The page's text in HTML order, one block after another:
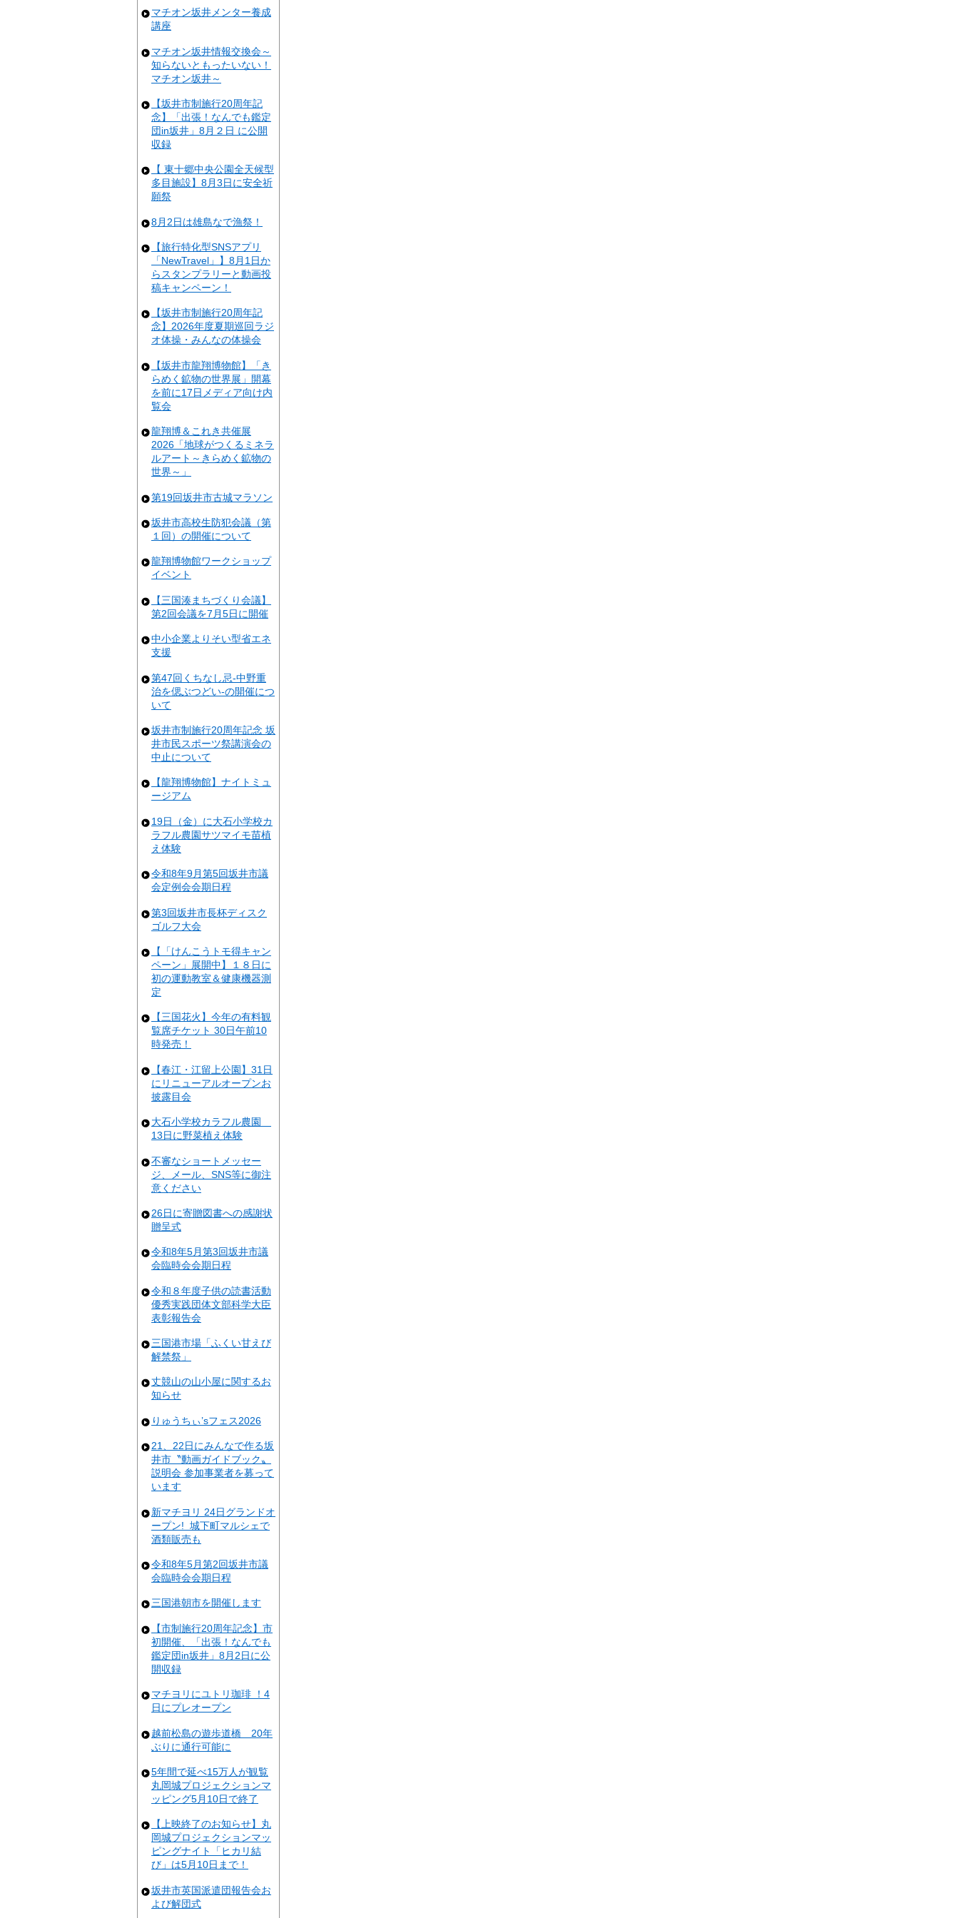
マチオン坂井メンター養成
講座
マチオン坂井情報交換会～
知らないともったいない！
マチオン坂井～
【坂井市制施行20周年記
念】「出張！なんでも鑑定
団in坂井」8月２日 に公開
収録
【 東十郷中央公園全天候型
多目施設】8月3日に安全祈
願祭
8月2日は雄島なで漁祭！
【旅行特化型SNSアプリ
「NewTravel」】8月1日か
らスタンプラリーと動画投
稿キャンペーン！
【坂井市制施行20周年記
念】2026年度夏期巡回ラジ
オ体操・みんなの体操会
【坂井市龍翔博物館】「き
らめく鉱物の世界展」開幕
を前に17日メディア向け内
覧会
龍翔博＆これき共催展
2026「地球がつくるミネラ
ルアート～きらめく鉱物の
世界～」
第19回坂井市古城マラソン
坂井市高校生防犯会議（第
１回）の開催について
龍翔博物館ワークショップ
イベント
【三国湊まちづくり会議】
第2回会議を7月5日に開催
中小企業よりそい型省エネ
支援
第47回くちなし忌-中野重
治を偲ぶつどい-の開催につ
いて
坂井市制施行20周年記念 坂
井市民スポーツ祭講演会の
中止について
【龍翔博物館】ナイトミュ
ージアム
19日（金）に大石小学校カ
ラフル農園サツマイモ苗植
え体験
令和8年9月第5回坂井市議
会定例会会期日程
第3回坂井市長杯ディスク
ゴルフ大会
【「けんこうトモ得キャン
ペーン」展開中】１８日に
初の運動教室＆健康機器測
定
【三国花火】今年の有料観
覧席チケット 30日午前10
時発売！
【春江・江留上公園】31日
にリニューアルオープンお
披露目会
大石小学校カラフル農園
13日に野菜植え体験
不審なショートメッセー
ジ、メール、SNS等に御注
意ください
26日に寄贈図書への感謝状
贈呈式
令和8年5月第3回坂井市議
会臨時会会期日程
令和８年度子供の読書活動
優秀実践団体文部科学大臣
表彰報告会
三国港市場「ふくい甘えび
解禁祭」
丈競山の山小屋に関するお
知らせ
りゅうちぃ’sフェス2026
21、22日にみんなで作る坂
井市〝動画ガイドブック〟
説明会 参加事業者を募って
います
新マチヨリ 24日グランドオ
ープン! 城下町マルシェで
酒類販売も
令和8年5月第2回坂井市議
会臨時会会期日程
三国港朝市を開催します
【市制施行20周年記念】市
初開催、「出張！なんでも
鑑定団in坂井」8月2日に公
開収録
マチヨリにユトリ珈琲 ！4
日にプレオープン
越前松島の遊歩道橋 20年
ぶりに通行可能に
5年間で延べ15万人が観覧
丸岡城プロジェクションマ
ッピング5月10日で終了
【上映終了のお知らせ】丸
岡城プロジェクションマッ
ピングナイト「ヒカリ結
び」は5月10日まで！
坂井市英国派遣団報告会お
よび解団式